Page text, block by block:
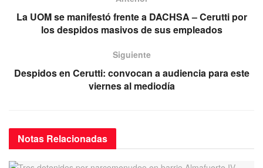
o p
p
m
La UOM se manifestó frente a DACHSA – Cerutti por
los despidos masivos de sus empleados
Siguiente
Despidos en Cerutti: convocan a audiencia para este
viernes al mediodía
Notas Relacionadas